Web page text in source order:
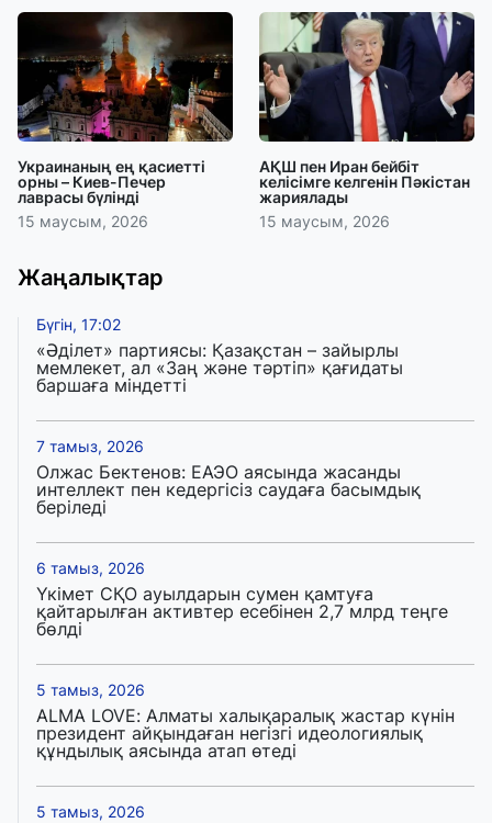
Украинаның ең қасиетті
орны – Киев-Печер
лаврасы бүлінді
15 маусым, 2026
АҚШ пен Иран бейбіт
келісімге келгенін Пәкістан
жариялады
15 маусым, 2026
Жаңалықтар
Бүгін, 17:02
«Әділет» партиясы: Қазақстан – зайырлы
мемлекет, ал «Заң және тәртіп» қағидаты
баршаға міндетті
7 тамыз, 2026
Олжас Бектенов: ЕАЭО аясында жасанды
интеллект пен кедергісіз саудаға басымдық
беріледі
6 тамыз, 2026
Үкімет СҚО ауылдарын сумен қамтуға
қайтарылған активтер есебінен 2,7 млрд теңге
бөлді
5 тамыз, 2026
ALMA LOVE: Алматы халықаралық жастар күнін
президент айқындаған негізгі идеологиялық
құндылық аясында атап өтеді
5 тамыз, 2026